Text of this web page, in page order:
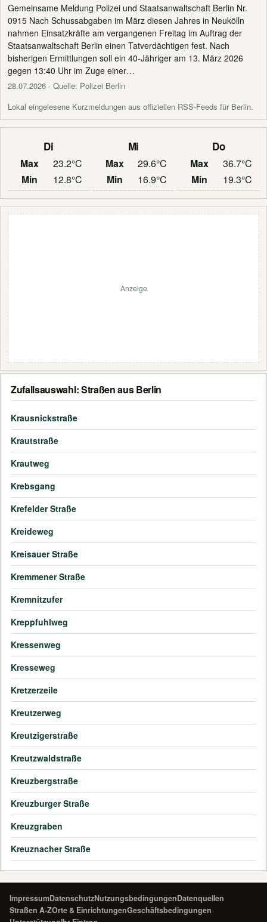
Gemeinsame Meldung Polizei und Staatsanwaltschaft Berlin Nr.
0915 Nach Schussabgaben im März diesen Jahres in Neukölln
nahmen Einsatzkräfte am vergangenen Freitag im Auftrag der
Staatsanwaltschaft Berlin einen Tatverdächtigen fest. Nach
bisherigen Ermittlungen soll ein 40-Jähriger am 13. März 2026
gegen 13:40 Uhr im Zuge einer…
28.07.2026 · Quelle: Polizei Berlin
Lokal eingelesene Kurzmeldungen aus offiziellen RSS-Feeds für Berlin.
Di
Max
23.2°C
Min
12.8°C
Mi
Max
29.6°C
Min
16.9°C
Do
Max
36.7°C
Min
19.3°C
Anzeige
Zufallsauswahl: Straßen aus Berlin
Krausnickstraße
Krautstraße
Krautweg
Krebsgang
Krefelder Straße
Kreideweg
Kreisauer Straße
Kremmener Straße
Kremnitzufer
Kreppfuhlweg
Kressenweg
Kresseweg
Kretzerzeile
Kreutzerweg
Kreutzigerstraße
Kreutzwaldstraße
Kreuzbergstraße
Kreuzburger Straße
Kreuzgraben
Kreuznacher Straße
ImpressumDatenschutzNutzungsbedingungenDatenquellen
Straßen A-ZOrte & EinrichtungenGeschäftsbedingungen